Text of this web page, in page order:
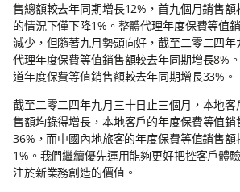
售總額較去年同期增長12%，首九個月銷售
的情況下僅下降1%。整體代理年度保費等值
減少，但隨著九月勢頭向好，截至二零二四
代理年度保費等值銷售額較去年同期增長8%
道年度保費等值銷售額較去年同期增長33%。
截至二零二四年九月三十日止三個月，本地
售額均錄得增長，本地客戶的年度保費等值
36%，而中國內地旅客的年度保費等值銷售
1%。我們繼續優先運用能夠更好把控客戶體
注於新業務創造的價值。